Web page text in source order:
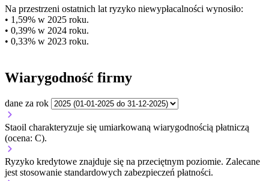
Na przestrzeni ostatnich lat ryzyko niewypłacalności wynosiło:
• 1,59% w 2025 roku.
• 0,39% w 2024 roku.
• 0,33% w 2023 roku.
Wiarygodność firmy
dane za rok
Staoil charakteryzuje się umiarkowaną wiarygodnością płatniczą
(ocena: C).
Ryzyko kredytowe znajduje się na przeciętnym poziomie. Zalecane
jest stosowanie standardowych zabezpieczeń płatności.